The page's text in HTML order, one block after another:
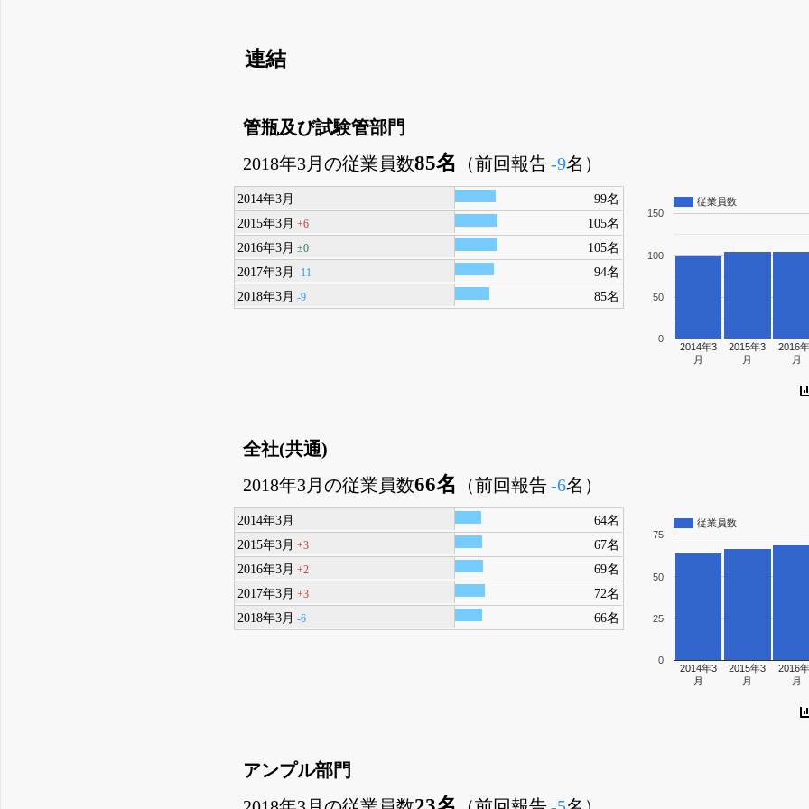
連結
管瓶及び試験管部門
2018年3月の従業員数85名 （前回報告-9名）
2014年3月
99名
2015年3月+6
105名
2016年3月±0
105名
2017年3月-11
94名
2018年3月-9 85名
従業員数
2014年3
月
2015年3
月
2016
月
0
50
100
150
全社(共通)
2018年3月の従業員数66名 （前回報告-6名）
2014年3月
64名
2015年3月+3
67名
2016年3月+2
69名
2017年3月+3
72名
2018年3月-6 66名
従業員数
2014年3
月
2015年3
月
2016
月
0
25
50
75
アンプル部門